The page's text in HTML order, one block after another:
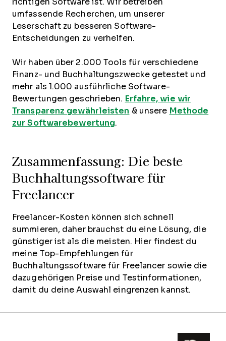
richtigen Software ist. Wir betreiben
umfassende Recherchen, um unserer
Leserschaft zu besseren Software-
Entscheidungen zu verhelfen.
Wir haben über 2.000 Tools für verschiedene
Finanz- und Buchhaltungszwecke getestet und
mehr als 1.000 ausführliche Software-
Bewertungen geschrieben. Erfahre, wie wir
Transparenz gewährleisten & unsere Methode
zur Softwarebewertung.
Zusammenfassung: Die beste
Buchhaltungssoftware für
Freelancer
Freelancer-Kosten können sich schnell
summieren, daher brauchst du eine Lösung, die
günstiger ist als die meisten. Hier findest du
meine Top-Empfehlungen für
Buchhaltungssoftware für Freelancer sowie die
dazugehörigen Preise und Testinformationen,
damit du deine Auswahl eingrenzen kannst.